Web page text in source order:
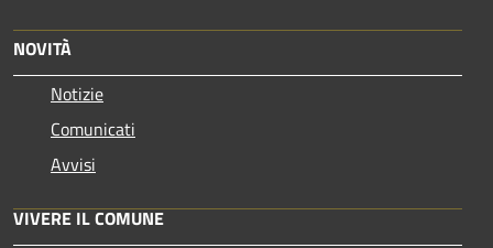
NOVITÀ
Notizie
Comunicati
Avvisi
VIVERE IL COMUNE